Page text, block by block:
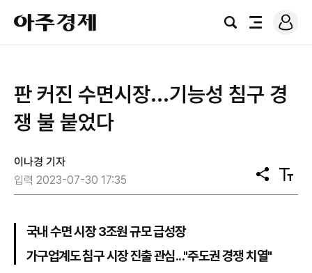
아
주
경
검
전
로
그
판 커진 수면시장...기능성 침구 경
쟁 불 붙었다
이나경 기자
입력 2023-07-30 17:35
공
유
텍
스
국내 수면 시장 3조원 규모 급성장
가구업계도 침구 시장 진출 관심..."주도권 경쟁 치열"